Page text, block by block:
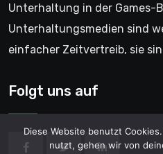
Unterhaltung in der Games-
Unterhaltungsmedien sind
einfacher Zeitvertreib, sie
Folgt uns auf
Diese Website benutzt
nutzt, gehen wir von